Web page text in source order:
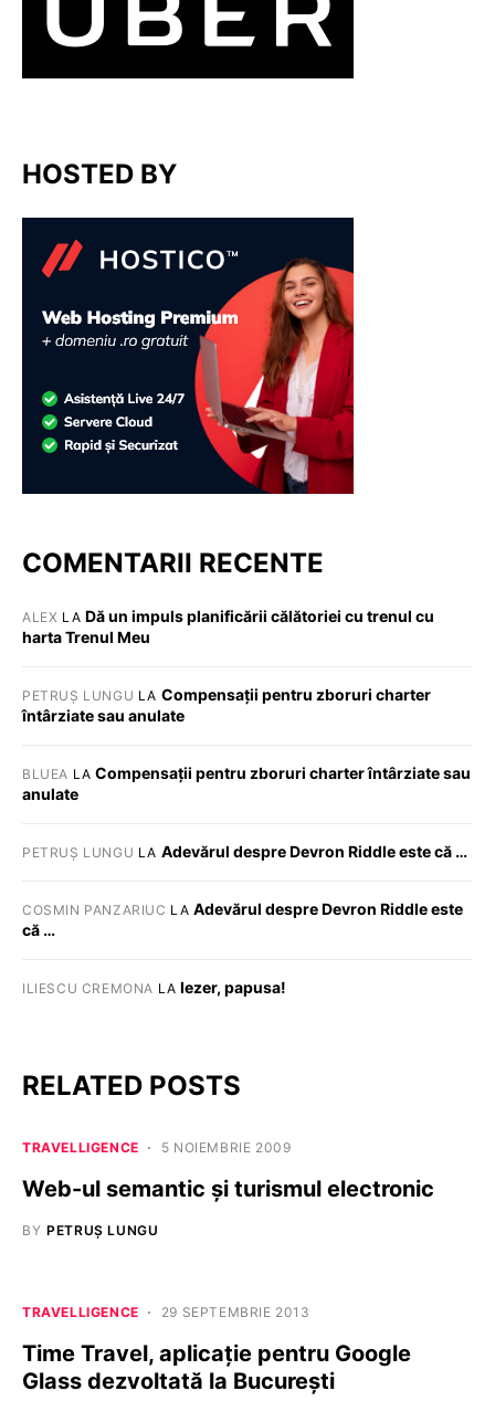
HOSTED BY
COMENTARII RECENTE
ALEX LA Dă un impuls planificării călătoriei cu trenul cu
harta Trenul Meu
PETRUȘ LUNGU LA Compensații pentru zboruri charter
întârziate sau anulate
BLUEA LACompensații pentru zboruri charter întârziate sau
anulate
PETRUȘ LUNGU LA Adevărul despre Devron Riddle este că …
COSMIN PANZARIUC LA Adevărul despre Devron Riddle este
că …
ILIESCU CREMONA LA Iezer, papusa!
RELATED POSTS
TRAVELLIGENCE 5 NOIEMBRIE 2009
Web-ul semantic şi turismul electronic
BY PETRUȘ LUNGU
TRAVELLIGENCE 29 SEPTEMBRIE 2013
Time Travel, aplicaţie pentru Google
Glass dezvoltată la Bucureşti